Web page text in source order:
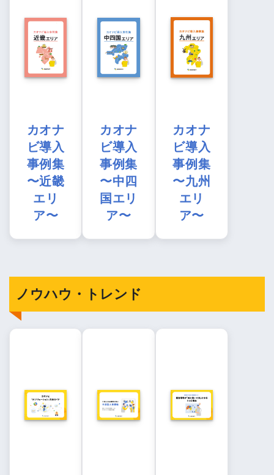
カオナ
ビ導入
事例集
〜近畿
エリ
ア〜
カオナ
ビ導入
事例集
〜中四
国エリ
ア〜
カオナ
ビ導入
事例集
〜九州
エリ
ア〜
ノウハウ・トレンド